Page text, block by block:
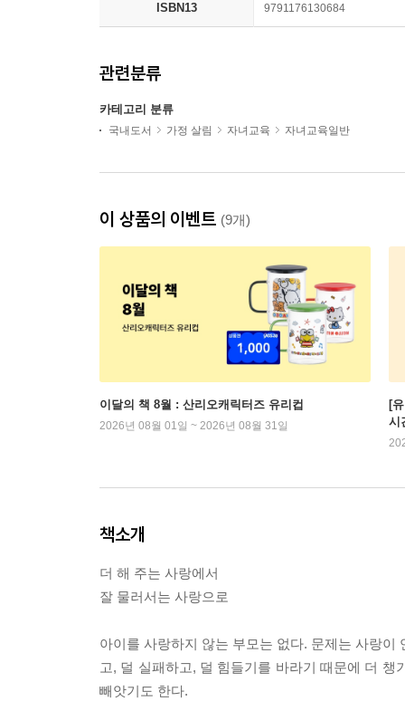
ISBN13 9791176130684
관련분류
카테고리 분류
국내도서 가정 살림 자녀교육 자녀교육일반
이 상품의 이벤트 (9개)
이달의 책 8월 : 산리오캐릭터즈 유리컵
2026년 08월 01일 ~ 2026년 08월 31일
[
시
책소개
더 해 주는 사랑에서
잘 물러서는 사랑으로
아이를 사랑하지 않는 부모는 없다. 문제는 사랑
고, 덜 실패하고, 덜 힘들기를 바라기 때문에 더
빼앗기도 한다.